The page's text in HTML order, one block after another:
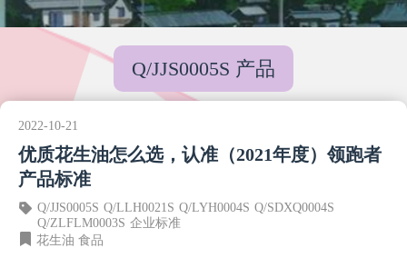
Q/JJS0005S 产品
2022-10-21
优质花生油怎么选，认准（2021年度）领跑者
产品标准
Q/JJS0005S Q/LLH0021S Q/LYH0004S Q/SDXQ0004S
Q/ZLFLM0003S 企业标准
花生油 食品